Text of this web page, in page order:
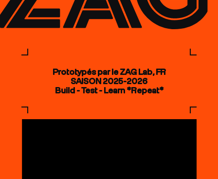
Prototypés par le ZAG Lab, FR
SAISON 2025-2026
Build - Test - Learn *Repeat*